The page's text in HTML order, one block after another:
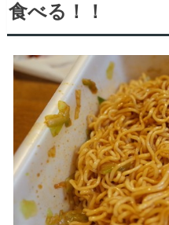
食べる！！